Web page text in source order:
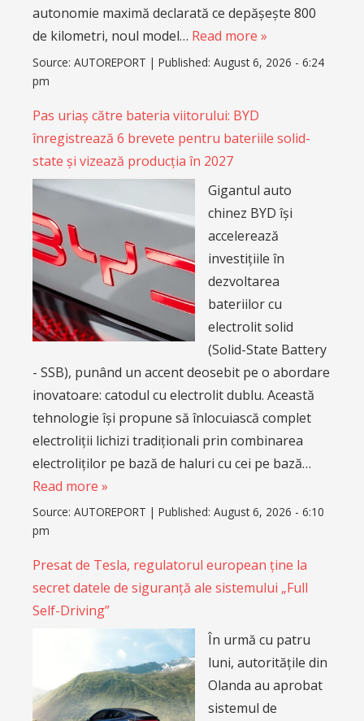
autonomie maximă declarată ce depășește 800
de kilometri, noul model… Read more »
Source: AUTOREPORT | Published: August 6, 2026 - 6:24
pm
Pas uriaș către bateria viitorului: BYD
înregistrează 6 brevete pentru bateriile solid-
state și vizează producția în 2027
Gigantul auto
chinez BYD își
accelerează
investițiile în
dezvoltarea
bateriilor cu
electrolit solid
(Solid-State Battery
- SSB), punând un accent deosebit pe o abordare
inovatoare: catodul cu electrolit dublu. Această
tehnologie își propune să înlocuiască complet
electroliții lichizi tradiționali prin combinarea
electroliților pe bază de haluri cu cei pe bază…
Read more »
Source: AUTOREPORT | Published: August 6, 2026 - 6:10
pm
Presat de Tesla, regulatorul european ține la
secret datele de siguranță ale sistemului „Full
Self-Driving”
În urmă cu patru
luni, autoritățile din
Olanda au aprobat
sistemul de